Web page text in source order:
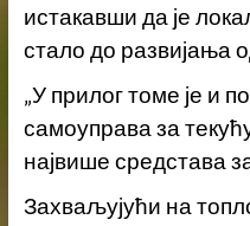
истакавши да је
стало до развијања
„У прилог томе је и
самоуправа за
највише средстава
Захваљујући на